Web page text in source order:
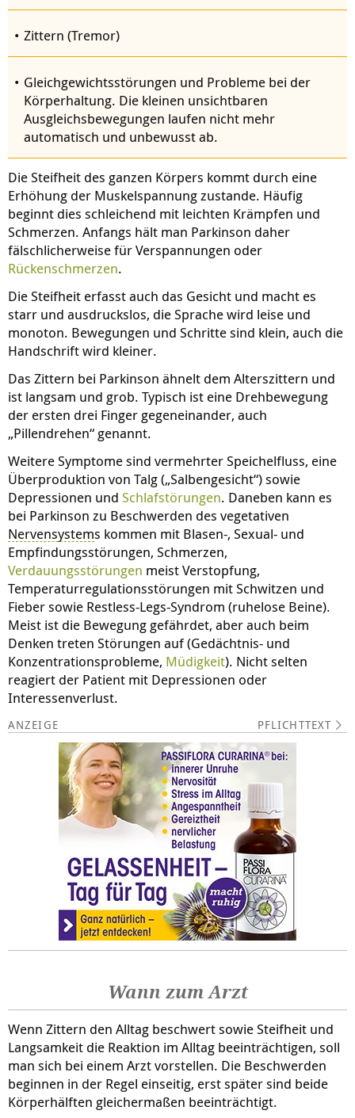
Zittern (Tremor)
Gleichgewichtsstörungen und Probleme bei der
Körperhaltung. Die kleinen unsichtbaren
Ausgleichsbewegungen laufen nicht mehr
automatisch und unbewusst ab.
Die Steifheit des ganzen Körpers kommt durch eine
Erhöhung der Muskelspannung zustande. Häufig
beginnt dies schleichend mit leichten Krämpfen und
Schmerzen. Anfangs hält man Parkinson daher
fälschlicherweise für Verspannungen oder
Rückenschmerzen.
Die Steifheit erfasst auch das Gesicht und macht es
starr und ausdruckslos, die Sprache wird leise und
monoton. Bewegungen und Schritte sind klein, auch die
Handschrift wird kleiner.
Das Zittern bei Parkinson ähnelt dem Alterszittern und
ist langsam und grob. Typisch ist eine Drehbewegung
der ersten drei Finger gegeneinander, auch
„Pillendrehen“ genannt.
Weitere Symptome sind vermehrter Speichelfluss, eine
Überproduktion von Talg („Salbengesicht“) sowie
Depressionen und Schlafstörungen. Daneben kann es
bei Parkinson zu Beschwerden des vegetativen
Nervensystems kommen mit Blasen-, Sexual- und
Empfindungsstörungen, Schmerzen,
Verdauungsstörungen meist Verstopfung,
Temperaturregulationsstörungen mit Schwitzen und
Fieber sowie Restless-Legs-Syndrom (ruhelose Beine).
Meist ist die Bewegung gefährdet, aber auch beim
Denken treten Störungen auf (Gedächtnis- und
Konzentrationsprobleme, Müdigkeit). Nicht selten
reagiert der Patient mit Depressionen oder
Interessenverlust.
PFLICHTTEXT
Wann zum Arzt
Wenn Zittern den Alltag beschwert sowie Steifheit und
Langsamkeit die Reaktion im Alltag beeinträchtigen, soll
man sich bei einem Arzt vorstellen. Die Beschwerden
beginnen in der Regel einseitig, erst später sind beide
Körperhälften gleichermaßen beeinträchtigt.